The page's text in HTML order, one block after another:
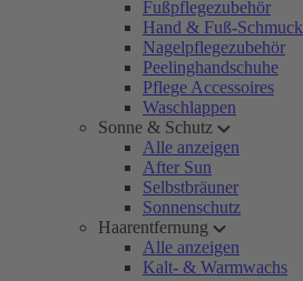
Fußpflegezubehör
Hand & Fuß-Schmuck
Nagelpflegezubehör
Peelinghandschuhe
Pflege Accessoires
Waschlappen
Sonne & Schutz
Alle anzeigen
After Sun
Selbstbräuner
Sonnenschutz
Haarentfernung
Alle anzeigen
Kalt- & Warmwachs